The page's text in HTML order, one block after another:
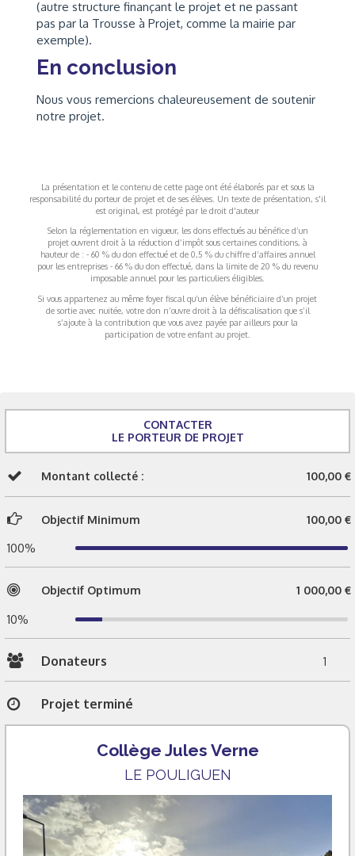
(autre structure finançant le projet et ne passant
pas par la Trousse à Projet, comme la mairie par
exemple).
En conclusion
Nous vous remercions chaleureusement de soutenir
notre projet.
La présentation et le contenu de cette page ont été élaborés par et sous la
responsabilité du porteur de projet et de ses élèves. Un texte de présentation, s'il
est original, est protégé par le droit d'auteur
Selon la réglementation en vigueur, les dons effectués au bénéfice d’un
projet ouvrent droit à la réduction d’impôt sous certaines conditions, à
hauteur de : - 60 % du don effectué et de 0,5 % du chiffre d’affaires annuel
pour les entreprises - 66 % du don effectué, dans la limite de 20 % du revenu
imposable annuel pour les particuliers éligibles.
Si vous appartenez au même foyer fiscal qu’un élève bénéficiaire d’un projet
de sortie avec nuitée, votre don n’ouvre droit à la défiscalisation que s’il
s’ajoute à la contribution que vous avez payée par ailleurs pour la
participation de votre enfant au projet.
CONTACTER
LE PORTEUR DE PROJET
Montant collecté : 100,00 €
Objectif Minimum 100,00 €
100%
Objectif Optimum 1 000,00 €
10%
Donateurs 1
Projet terminé
Collège Jules Verne
LE POULIGUEN